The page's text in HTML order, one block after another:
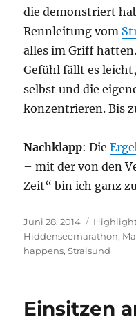
die demonstriert
Rennleitung vom
alles im Griff
Gefühl fällt es
selbst und die
konzentrieren. Bis
Nachklapp: Die
– mit der von den
Zeit“ bin ich ganz
Veröffentlicht
am
Juni 28, 2014
Hiddenseemarathon,
happens,Stralsund
Einsitzen